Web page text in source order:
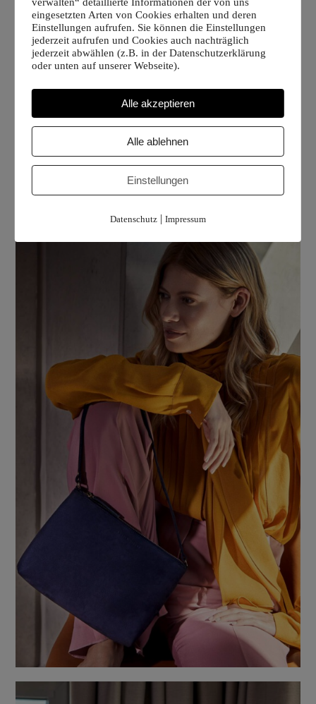
eingesetzten Arten von Cookies erhalten und deren
Einstellungen aufrufen. Sie können die Einstellungen
jederzeit aufrufen und Cookies auch nachträglich
jederzeit abwählen (z.B. in der Datenschutzerklärung
oder unten auf unserer Webseite).
Alle akzeptieren
Alle ablehnen
Einstellungen
Datenschutz| Impressum